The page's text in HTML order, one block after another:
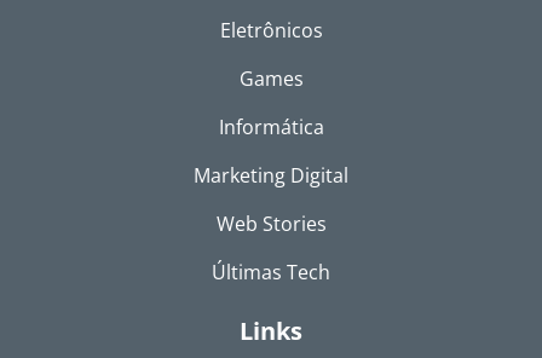
Eletrônicos
Games
Informática
Marketing Digital
Web Stories
Últimas Tech
Links